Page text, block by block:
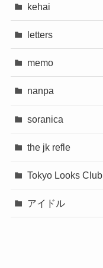
kehai
letters
memo
nanpa
soranica
the jk refle
Tokyo Looks Club
アイドル